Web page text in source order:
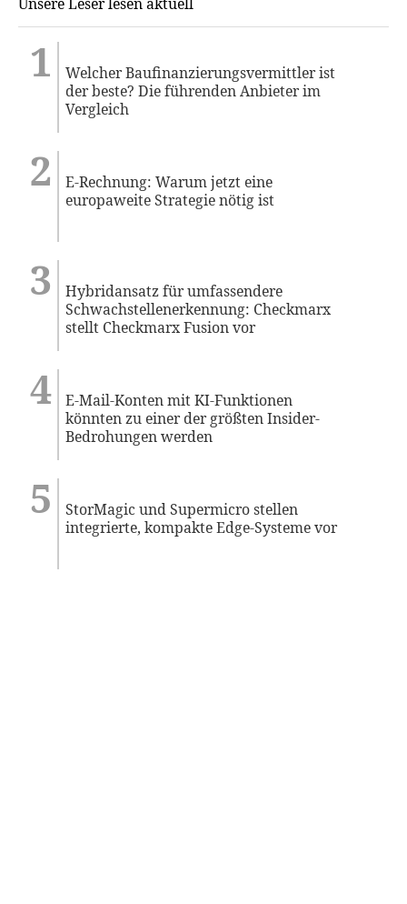
Welcher Baufinanzierungsvermittler ist
der beste? Die führenden Anbieter im
Vergleich
E-Rechnung: Warum jetzt eine
europaweite Strategie nötig ist
Hybridansatz für umfassendere
Schwachstellenerkennung: Checkmarx
stellt Checkmarx Fusion vor
E-Mail-Konten mit KI-Funktionen
könnten zu einer der größten Insider-
Bedrohungen werden
StorMagic und Supermicro stellen
integrierte, kompakte Edge-Systeme vor